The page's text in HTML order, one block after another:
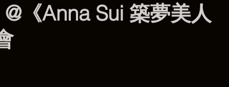
《Anna Sui 築夢美人